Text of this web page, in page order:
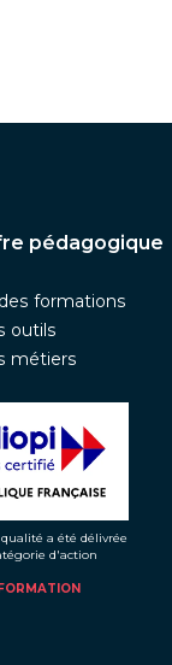
pédagogique
formations
outils
métiers
a été délivrée
d'action